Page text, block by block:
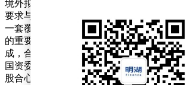
境外拟上市企业在推进股权激励计划时，
要求与战略平衡难题。创锟咨询凭借十八
一套覆盖全流程的专业服务体系，成为众
的重要合作伙伴。其核心团队由平均从业
成，合伙人不仅在浙江大学等高校担任客
国资委及MBA学员系统讲授股权激励课程
股合心：股权激励这样做》，理论体系与